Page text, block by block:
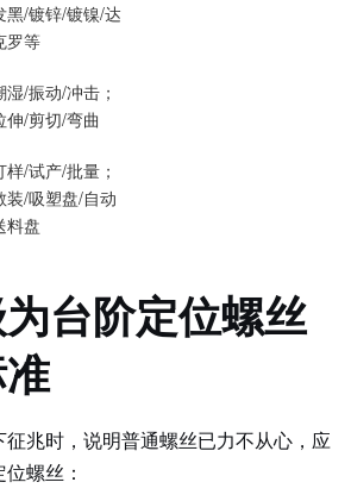
黑/镀锌/镀镍/达
罗等
湿/振动/冲击；
伸/剪切/弯曲
样/试产/批量；
装/吸塑盘/自动
料盘
台阶定位螺丝
征兆时，说明普通螺丝已力不从心，应
螺丝：